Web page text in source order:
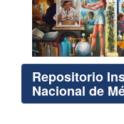
Repositorio
Nacional de